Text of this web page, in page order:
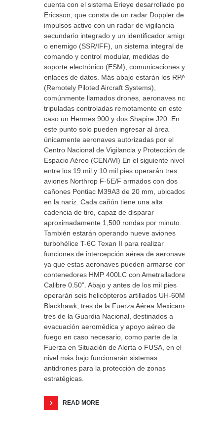
cuenta con el sistema Erieye desarrollado por
Ericsson, que consta de un radar Doppler de
impulsos activo con un radar de vigilancia
secundario integrado y un identificador amigo
o enemigo (SSR/IFF), un sistema integral de
comando y control modular, medidas de
soporte electrónico (ESM), comunicaciones y
enlaces de datos. Más abajo estarán los RPAS
(Remotely Piloted Aircraft Systems),
comúnmente llamados drones, aeronaves no
tripuladas controladas remotamente en este
caso un Hermes 900 y dos Shapire J20. En
este punto solo pueden ingresar al área
únicamente aeronaves autorizadas por el
Centro Nacional de Vigilancia y Protección del
Espacio Aéreo (CENAVI) En el siguiente nivel
entre los 19 mil y 10 mil pies operarán tres
aviones Northrop F-5E/F armados con dos
cañones Pontiac M39A3 de 20 mm, ubicados
en la nariz. Cada cañón tiene una alta
cadencia de tiro, capaz de disparar
aproximadamente 1,500 rondas por minuto.
También estarán operando nueve aviones
turbohélice T-6C Texan II para realizar
funciones de intercepción aérea de aeronaves
ya que estas aeronaves pueden armarse con
contenedores HMP 400LC con Ametralladoras
Calibre 0.50”. Abajo y antes de los mil pies
operarán seis helicópteros artillados UH-60M
Blackhawk, tres de la Fuerza Aérea Mexicana y
tres de la Guardia Nacional, destinados a
evacuación aeromédica y apoyo aéreo de
fuego en caso necesario, como parte de la
Fuerza en Situación de Alerta o FUSA, en el
nivel más bajo funcionarán sistemas
antidrones para la protección de zonas
estratégicas.
READ MORE